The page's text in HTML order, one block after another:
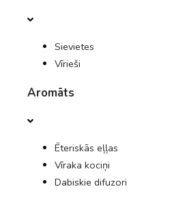
Sievietes
Vīrieši
Aromāts
Ēteriskās eļļas
Vīraka kociņi
Dabiskie difuzori